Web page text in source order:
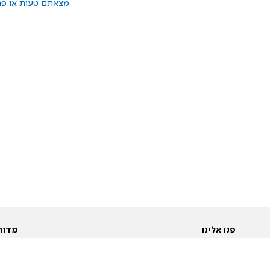
מצאתם טעות או
פנו אלינו